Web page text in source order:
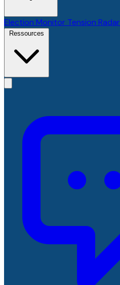
Election Monitor Tension Radar
Ressources